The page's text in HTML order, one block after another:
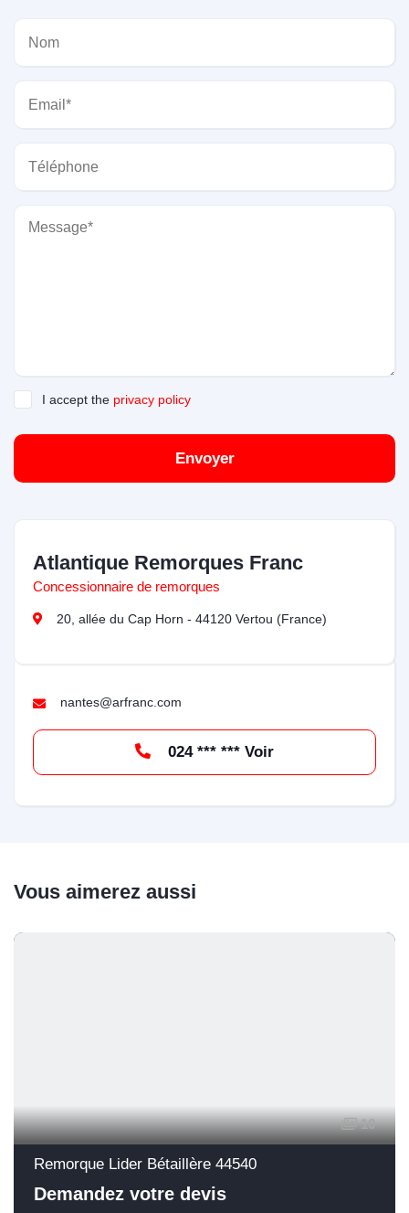
I accept the privacy policy
Envoyer
Atlantique Remorques Franc
Concessionnaire de remorques
20, allée du Cap Horn - 44120 Vertou (France)
nantes@arfranc.com
024 *** *** Voir
Vous aimerez aussi
10
Remorque Lider Bétaillère 44540
Demandez votre devis